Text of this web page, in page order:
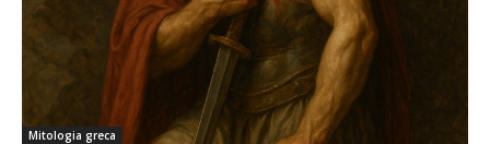
Mitologia greca